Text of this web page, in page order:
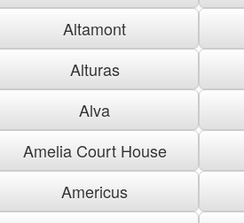
Altamont
Alturas
Alva
Amelia Court House
Americus